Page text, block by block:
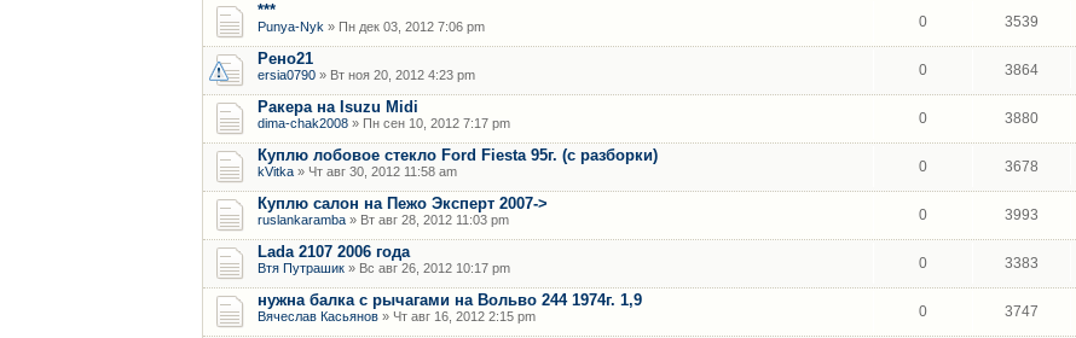
***
Punya-Nyk » Пн дек 03, 2012 7:06 pm 0 3539
Рено21
ersia0790 » Вт ноя 20, 2012 4:23 pm 0 3864
Ракера на Isuzu Midi
dima-chak2008 » Пн сен 10, 2012 7:17 pm 0 3880
Куплю лобовое стекло Ford Fiesta 95г. (с разборки)
kVitka » Чт авг 30, 2012 11:58 am 0 3678
Куплю салон на Пежо Эксперт 2007->
ruslankaramba » Вт авг 28, 2012 11:03 pm 0 3993
Lada 2107 2006 года
Втя Путрашик » Вс авг 26, 2012 10:17 pm 0 3383
нужна балка с рычагами на Вольво 244 1974г. 1,9
Вячеслав Касьянов » Чт авг 16, 2012 2:15 pm 0 3747